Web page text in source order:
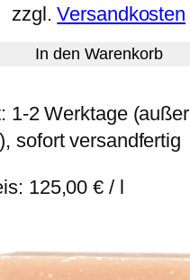
zzgl.Versandkosten
In den Warenkorb
1-2 Werktage (außer
sofort versandfertig
125,00€ / l